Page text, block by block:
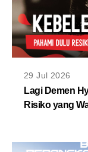
29 Jul 2026
Lagi Demen
Risiko yang